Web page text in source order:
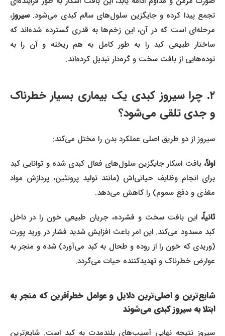
تجمع پیدا کرده و جایگزین سلول‌های سالم کبدی می‌شود.سیروز،
مرحله‌ای است که در آن، این زخم‌ها به قدری گسترده شده‌اند که
ساختار طبیعی کبد را به طور کامل به هم ریخته و آن را به
توده‌هایی از بافت سخت و گره‌دار تبدیل کرده‌اند.
۲. چرا سیروز کبدی یک بیماری بسیار خطرناک
و جدی تلقی می‌شود؟
سیروز از دو طریق اصلی عملکرد بدن را مختل می‌کند:
اولاً،بافت اسکار جایگزین سلول‌های فعال کبدی شده و توانایی کبد
برای انجام وظایف حیاتی‌اش (مانند تولید پروتئین، پردازش مواد
مغذی و دفع سموم) را کاهش می‌دهد.
ثانیاً،این بافت سخت و فشرده، جریان طبیعی خون را در داخل
کبد مسدود می‌کند. این امر باعث افزایش شدید فشار در ورید پورت
(وریدی که خون را از روده و طحال به کبد می‌آورد) شده و منجر به
عوارض خطرناک و تهدیدکننده حیات می‌گردد.
شایع‌ترین و اصلی‌ترین دلایل و عوامل خطرآفرین که منجر به
ابتلا به سیروز کبدی می‌شوند
سیروز نتیجه نهایی آسیب‌های بلندمدت به کبد است. شایع‌ترین